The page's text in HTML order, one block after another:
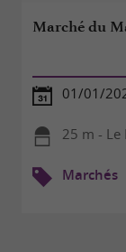
Marché du
01/01/
25 m - Le
Marchés